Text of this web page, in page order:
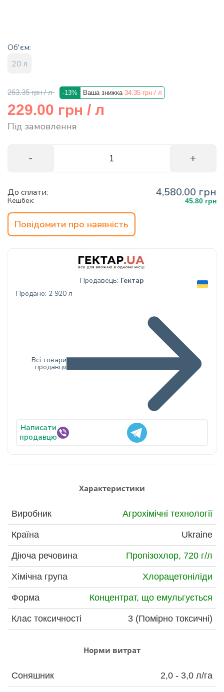
Об'єм:
20 л
263.35 грн / л -13% Ваша знижка 34.35 грн / л
229.00 грн / л
Під замовлення
До сплати: 4,580.00 грн
Кешбек: 45.80 грн
Повідомити про наявність
Продавець: Гектар
Написати
продавцю
Продано: 2 920 л
Всі товари
продавця
Характеристики
Виробник Агрохімічні технології
Країна Ukraine
Діюча речовина Пропізохлор, 720 г/л
Хімічна група Хлорацетоніліди
Форма Концентрат, що емульгується
Клас токсичності 3 (Помірно токсичні)
Норми витрат
Соняшник 2,0 - 3,0 л/га